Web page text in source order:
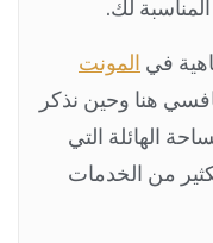
فيالمونت
هنا وحين نذكر
الهائلة التي
من الخدمات